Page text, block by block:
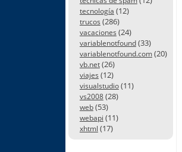
tecnología (12)
trucos (286)
vacaciones (24)
variablenotfound(33)
variablenotfound.com(20)
vb.net(26)
viajes (12)
visualstudio(11)
vs2008(28)
web(53)
webapi (11)
xhtml (17)